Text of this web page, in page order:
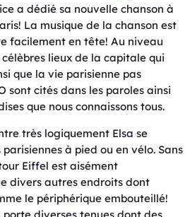
a dédié sa nouvelle chanson à
La musique de la chanson est
facilement en tête! Au niveau
lieux de la capitale qui
que la vie parisienne pas
sont cités dans les paroles ainsi
que nous connaissons tous.
très logiquement Elsa se
à pied ou en vélo. Sans
Eiffel est aisément
divers autres endroits dont
le périphérique embouteillé!